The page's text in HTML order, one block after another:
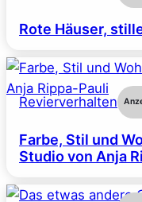
Rote Häuser,
Revierverhalten
Farbe, Stil und
Studio von Anja